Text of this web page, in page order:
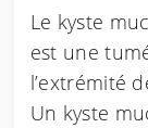
Le kyste
est une
l’extrémité
Un kyste